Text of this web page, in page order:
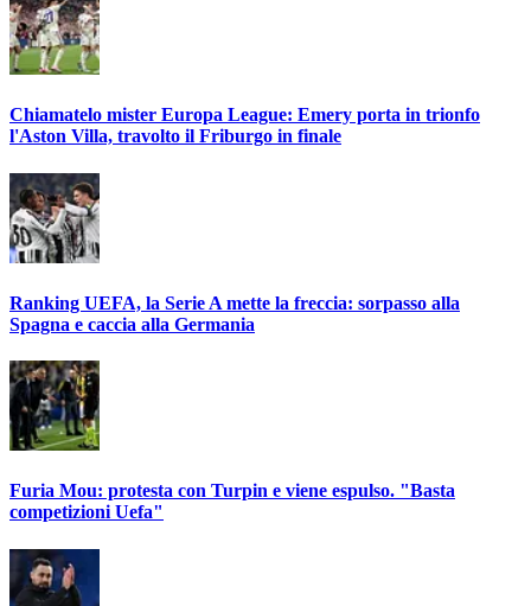
Chiamatelo mister Europa League: Emery porta in trionfo
l'Aston Villa, travolto il Friburgo in finale
Ranking UEFA, la Serie A mette la freccia: sorpasso alla
Spagna e caccia alla Germania
Furia Mou: protesta con Turpin e viene espulso. "Basta
competizioni Uefa"